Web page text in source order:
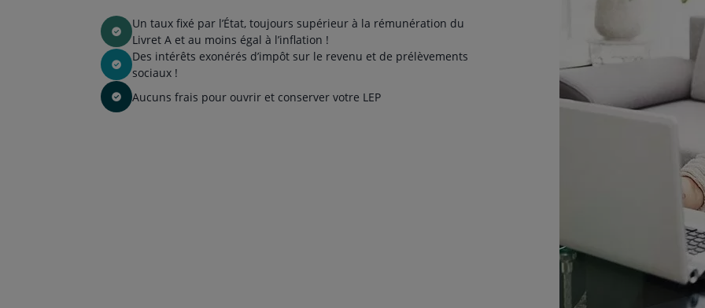
Un taux fixé par l’État, toujours supérieur à la rémunération du
Livret A et au moins égal à l’inflation !
Des intérêts exonérés d’impôt sur le revenu et de prélèvements
sociaux !
Aucuns frais pour ouvrir et conserver votre LEP